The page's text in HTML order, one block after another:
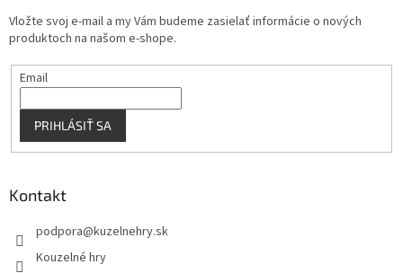
Vložte svoj e-mail a my Vám budeme zasielať informácie o nových
produktoch na našom e-shope.
Email
PRIHLÁSIŤ SA
Kontakt
podpora@kuzelnehry.sk
Kouzelné hry